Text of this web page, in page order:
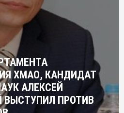
ХМАО, КАНДИДАТ
АЛЕКСЕЙ
ВЫСТУПИЛ ПРОТИВ